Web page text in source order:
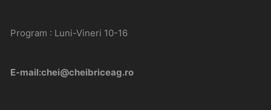
Program : Luni-Vineri 10-16
E-mail:chei@cheibriceag.ro